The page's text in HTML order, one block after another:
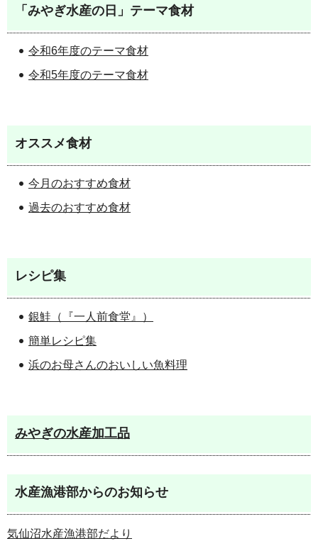
「みやぎ水産の日」テーマ食材
令和6年度のテーマ食材
令和5年度のテーマ食材
オススメ食材
今月のおすすめ食材
過去のおすすめ食材
レシピ集
銀鮭（『一人前食堂』）
簡単レシピ集
浜のお母さんのおいしい魚料理
みやぎの水産加工品
水産漁港部からのお知らせ
気仙沼水産漁港部だより